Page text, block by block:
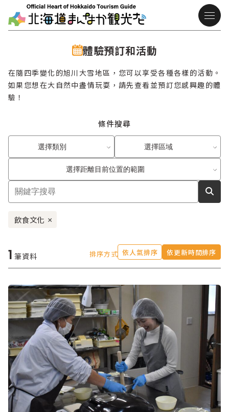
體驗預訂和活動
在隨四季變化的旭川大雪地區，您可以享受各種各樣的活動。
如果您想在大自然中盡情玩耍，請先查看並預訂您感興趣的體
驗！
條件搜尋
選擇類別 選擇區域
選擇距離目前位置的範圍
飲食文化 ×
1 筆資料 排序方式 依人氣排序 依更新時間排序